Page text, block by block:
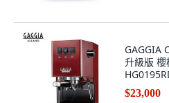
GAGGIA
升級版 櫻
$23,000